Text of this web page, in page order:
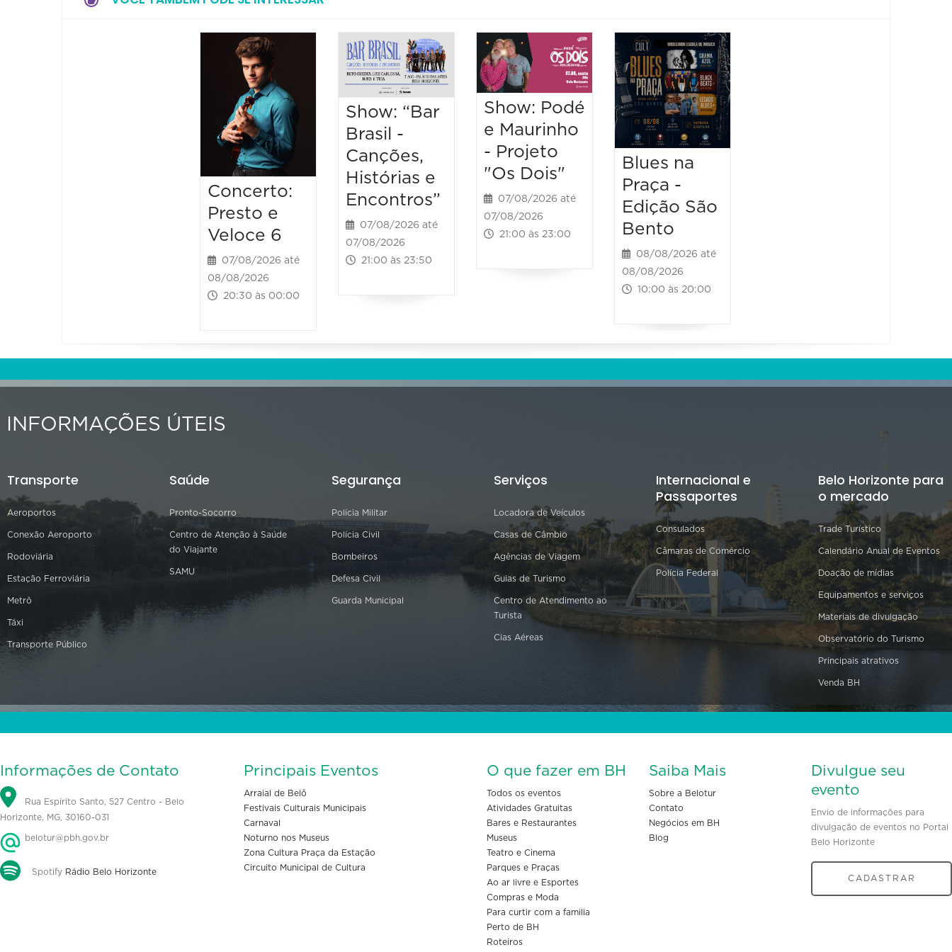
Concerto:
Presto e
Veloce 6
07/08/2026 até
08/08/2026
20:30 às 00:00
Show: “Bar
Brasil -
Canções,
Histórias e
Encontros”
07/08/2026 até
07/08/2026
21:00 às 23:50
Show: Podé
e Maurinho
- Projeto
"Os Dois"
07/08/2026 até
07/08/2026
21:00 às 23:00
Blues na
Praça -
Edição São
Bento
08/08/2026 até
08/08/2026
10:00 às 20:00
INFORMAÇÕES ÚTEIS
Transporte
Aeroportos
Conexão Aeroporto
Rodoviária
Estação Ferroviária
Metrô
Táxi
Transporte Público
Saúde
Pronto-Socorro
Centro de Atenção à Saúde
do Viajante
SAMU
Segurança
Polícia Militar
Polícia Civil
Bombeiros
Defesa Civil
Guarda Municipal
Serviços
Locadora de Veículos
Casas de Câmbio
Agências de Viagem
Guias de Turismo
Centro de Atendimento ao
Turista
Cias Aéreas
Internacional e
Passaportes
Consulados
Câmaras de Comércio
Polícia Federal
Belo Horizonte para
o mercado
Trade Turístico
Calendário Anual de Eventos
Doação de mídias
Equipamentos e serviços
Materiais de divulgação
Observatório do Turismo
Principais atrativos
Venda BH
Informações de Contato
Rua Espírito Santo, 527 Centro - Belo
Horizonte, MG, 30160-031
belotur@pbh.gov.br
Spotify Rádio Belo Horizonte
Principais Eventos
Arraial de Belô
Festivais Culturais Municipais
Carnaval
Noturno nos Museus
Zona Cultura Praça da Estação
Circuito Municipal de Cultura
O que fazer em BH
Todos os eventos
Atividades Gratuitas
Bares e Restaurantes
Museus
Teatro e Cinema
Parques e Praças
Ao ar livre e Esportes
Compras e Moda
Para curtir com a familia
Perto de BH
Roteiros
Saiba Mais
Sobre a Belotur
Contato
Negócios em BH
Blog
Divulgue seu
evento
Envio de informações para
divulgação de eventos no Portal
Belo Horizonte
CADASTRAR